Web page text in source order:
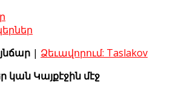
| Ձեւավորում: Taslakov
կան Կայքէջին մէջ